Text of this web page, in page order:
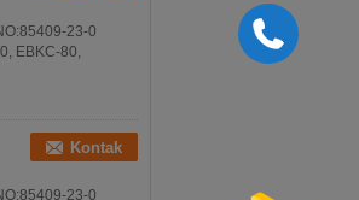
23-0
EBKC-80,
Kontak
23-0